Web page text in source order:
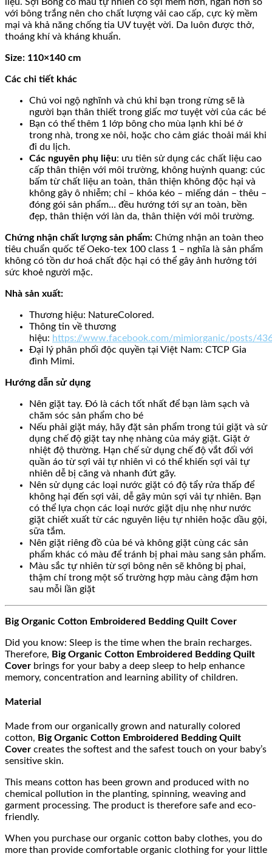
với bông trắng nên cho chất lượng vải cao cấp, cực kỳ mềm
mại và khả năng chống tia UV tuyệt vời. Da luôn được thở,
thoáng khí và kháng khuẩn.
Size: 110×140 cm
Các chi tiết khác
Chú voi ngộ nghĩnh và chú khỉ bạn trong rừng sẽ là
người bạn thân thiết trong giấc mơ tuyệt vời của các bé
Bạn có thể thêm 1 lớp bông cho mùa lạnh khi bé ở
trong nhà, trong xe nôi, hoặc cho cảm giác thoải mái khi
đi du lịch.
Các nguyên phụ liệu: ưu tiên sử dụng các chất liệu cao
cấp thân thiện với môi trường, không huỳnh quang: cúc
bấm từ chất liệu an toàn, thân thiện không độc hại và
không gây ô nhiễm; chỉ – khóa kéo – miếng dán – thêu –
đóng gói sản phẩm… đều hướng tới sự an toàn, bền
đẹp, thân thiện với làn da, thân thiện với môi trường.
Chứng nhận chất lượng sản phẩm: Chứng nhận an toàn theo
tiêu chuẩn quốc tế Oeko-tex 100 class 1 – nghĩa là sản phẩm
không có tồn dư hoá chất độc hại có thể gây ảnh hưởng tới
sức khoẻ người mặc.
Nhà sản xuất:
Thương hiệu: NatureColored.
Thông tin về thương
hiệu: https://www.facebook.com/mimiorganic/posts/
Đại lý phân phối độc quyền tại Việt Nam: CTCP Gia
đình Mimi.
Hướng dẫn sử dụng
Nên giặt tay. Đó là cách tốt nhất để bạn làm sạch và
chăm sóc sản phẩm cho bé
Nếu phải giặt máy, hãy đặt sản phẩm trong túi giặt và sử
dụng chế độ giặt tay nhẹ nhàng của máy giặt. Giặt ở
nhiệt độ thường. Hạn chế sử dụng chế độ vắt đối với
quần áo từ sợi vải tự nhiên vì có thể khiến sợi vải tự
nhiên dễ bị căng và nhanh đứt gãy.
Nên sử dụng các loại nước giặt có độ tẩy rửa thấp để
không hại đến sợi vải, dễ gây mủn sợi vải tự nhiên. Bạn
có thể lựa chọn các loại nước giặt dịu nhẹ như nước
giặt chiết xuất từ các nguyên liệu tự nhiên hoặc dầu gội,
sữa tắm.
Nên giặt riêng đồ của bé và không giặt cùng các sản
phẩm khác có màu để tránh bị phai màu sang sản phẩm.
Màu sắc tự nhiên từ sợi bông nên sẽ không bị phai,
thậm chí trong một số trường hợp màu càng đậm hơn
sau mỗi lần giặt
Big Organic Cotton Embroidered Bedding Quilt Cover
Did you know: Sleep is the time when the brain recharges.
Therefore, BigOrganic Cotton Embroidered Bedding Quilt
Cover brings for your baby a deep sleep to help enhance
memory, concentration and learning ability of children.
Material
Made from our organically grown and naturally colored
cotton, BigOrganic Cotton Embroidered Bedding Quilt
Cover creates the softest and the safest touch on your baby’s
sensitive skin.
This means cotton has been grown and produced with no
chemical pollution in the planting, spinning, weaving and
garment processing. The product is therefore safe and eco-
friendly.
When you purchase our organic cotton baby clothes, you do
more than provide comfortable organic clothing for your little